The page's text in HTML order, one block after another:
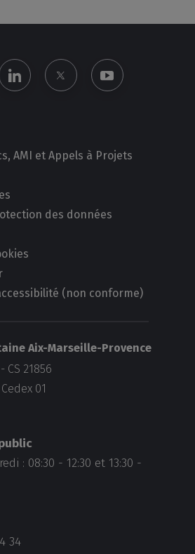
Aix-Marseille-Provence
CS 21856
01
: 08:30 - 12:30 et 13:30 -
34
AMI et Appels à Projets
des données
(non conforme)